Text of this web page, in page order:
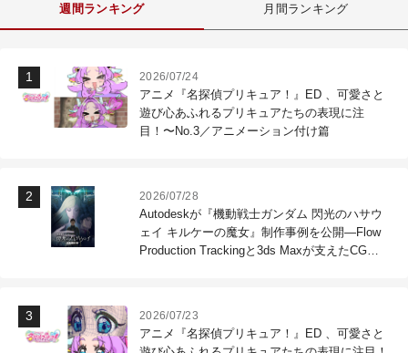
週間ランキング 月間ランキング
2026/07/24
アニメ『名探偵プリキュア！』ED 、可愛さと
遊び心あふれるプリキュアたちの表現に注
目！〜No.3／アニメーション付け篇
2026/07/28
Autodeskが『機動戦士ガンダム 閃光のハサウ
ェイ キルケーの魔女』制作事例を公開―Flow
Production Trackingと3ds Maxが支えたCG制
2026/07/23
アニメ『名探偵プリキュア！』ED 、可愛さと